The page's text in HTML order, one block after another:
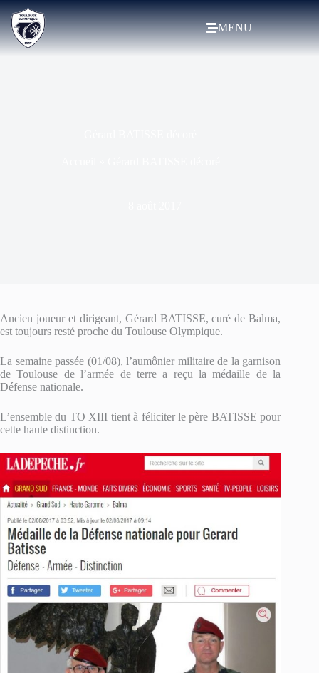
MENU
Ancien joueur et dirigeant, Gérard BATISSE, curé de Balma,
est toujours resté proche du Toulouse Olympique.
La semaine passée (01/08), l’aumônier militaire de la garnison
de Toulouse de l’armée de terre a reçu la médaille de la
Défense nationale.
L’ensemble du TO XIII tient à féliciter le père BATISSE pour
cette haute distinction.